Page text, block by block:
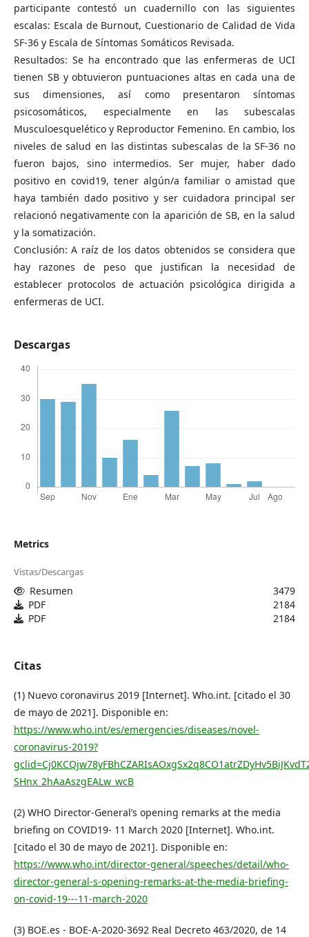
participante contestó un cuadernillo con las siguientes
escalas: Escala de Burnout, Cuestionario de Calidad de Vida
SF-36 y Escala de Síntomas Somáticos Revisada.
Resultados: Se ha encontrado que las enfermeras de UCI
tienen SB y obtuvieron puntuaciones altas en cada una de
sus dimensiones, así como presentaron síntomas
psicosomáticos, especialmente en las subescalas
Musculoesquelético y Reproductor Femenino. En cambio, los
niveles de salud en las distintas subescalas de la SF-36 no
fueron bajos, sino intermedios. Ser mujer, haber dado
positivo en covid19, tener algún/a familiar o amistad que
haya también dado positivo y ser cuidadora principal ser
relacionó negativamente con la aparición de SB, en la salud
y la somatización.
Conclusión: A raíz de los datos obtenidos se considera que
hay razones de peso que justifican la necesidad de
establecer protocolos de actuación psicológica dirigida a
enfermeras de UCI.
Descargas
Metrics
Vistas/Descargas
Resumen
3479
PDF
2184
PDF
2184
Citas
(1) Nuevo coronavirus 2019 [Internet]. Who.int. [citado el 30
de mayo de 2021]. Disponible en:
https://www.who.int/es/emergencies/diseases/novel-
coronavirus-2019?
SHnx_2hAaAszgEALw_wcB
(2) WHO Director-General’s opening remarks at the media
briefing on COVID19- 11 March 2020 [Internet]. Who.int.
[citado el 30 de mayo de 2021]. Disponible en:
https://www.who.int/director-general/speeches/detail/who-
director-general-s-opening-remarks-at-the-media-briefing-
on-covid-19---11-march-2020
(3) BOE.es - BOE-A-2020-3692 Real Decreto 463/2020, de 14